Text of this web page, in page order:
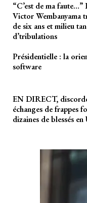
“C’est de ma
Victor Wembanyama
de six ans et milieu
d’tribulations
Présidentielle : la
software
EN DIRECT,
échanges de frappes
dizaines de blessés